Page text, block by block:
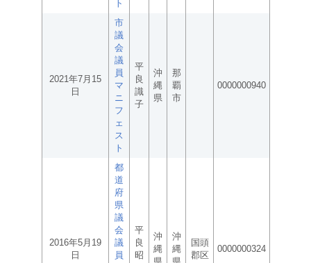
ト
2021年7月15
日
市
議
会
議
員
マ
ニ
フ
ェ
ス
ト
平
良
識
子
沖
縄
県
那
覇
市
0000000940
2016年5月19
日
都
道
府
県
議
会
議
員
平
良
昭
沖
縄
沖
縄
国頭
郡区
0000000324